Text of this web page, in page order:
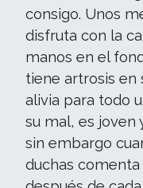
consigo. Unos
disfruta con la
manos en el
tiene artrosis en
alivia para todo
su mal, es joven
sin embargo
duchas